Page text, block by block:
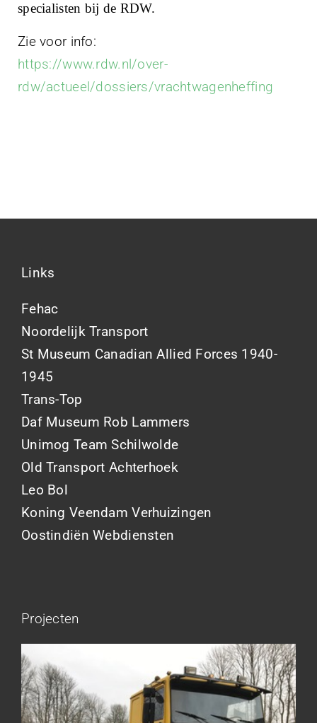
specialisten bij de RDW.
Zie voor info:
https://www.rdw.nl/over-
rdw/actueel/dossiers/vrachtwagenheffing
Links
Fehac
Noordelijk Transport
St Museum Canadian Allied Forces 1940-
1945
Trans-Top
Daf Museum Rob Lammers
Unimog Team Schilwolde
Old Transport Achterhoek
Leo Bol
Koning Veendam Verhuizingen
Oostindiën Webdiensten
Projecten